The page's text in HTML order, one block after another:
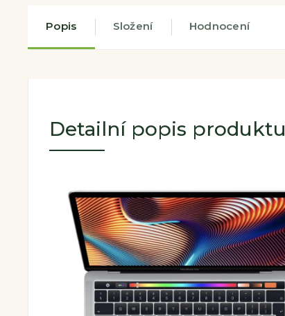
Popis Složení Hodnocení
Detailní popis produktu